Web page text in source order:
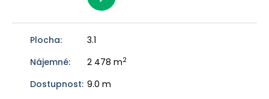
3.1
2 478 m2
9.0 m